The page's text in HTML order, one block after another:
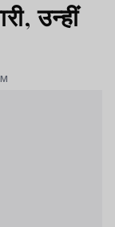
उन्हीं